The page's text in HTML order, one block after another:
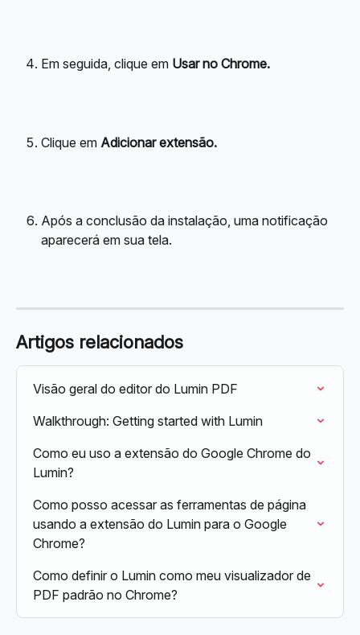
Em seguida, clique em Usar no Chrome.
Clique em Adicionar extensão.
Após a conclusão da instalação, uma notificação
aparecerá em sua tela.
Artigos relacionados
Visão geral do editor do Lumin PDF
Walkthrough: Getting started with Lumin
Como eu uso a extensão do Google Chrome do
Lumin?
Como posso acessar as ferramentas de página
usando a extensão do Lumin para o Google
Chrome?
Como definir o Lumin como meu visualizador de
PDF padrão no Chrome?